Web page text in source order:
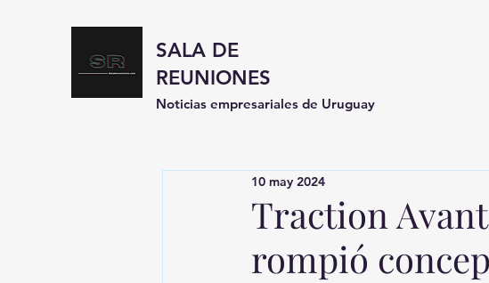
SALA DE
REUNIONES
Noticias empresariales de Uruguay
Traction
rompió
10 may 2024